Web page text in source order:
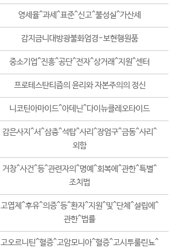
영세율^과세^표준^신고^불성실^가산세
감지금니대방광불화엄경-보현행원품
중소기업^진흥^공단^전자^상거래^지원^센터
프로테스탄티즘의 윤리와 자본주의의 정신
니코틴아마이드^아데닌^다이뉴클레오타이드
감은사지^서^삼층^석탑^사리^장엄구^금동^사리^
외함
거창^사건^등^관련자의^명예^회복에^관한^특별^
조치법
고엽제^후유^의증^등^환자^지원^및^단체^설립에^
관한^법률
고오르니틴^혈증^고암모니아^혈증^고시투룰린뇨^